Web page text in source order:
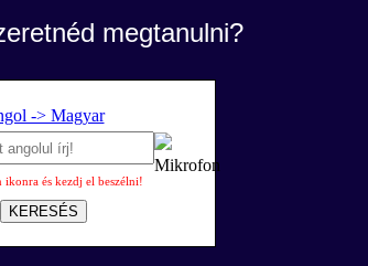
megtanulni?
-> Magyar
és kezdj el beszélni!
KERESÉS